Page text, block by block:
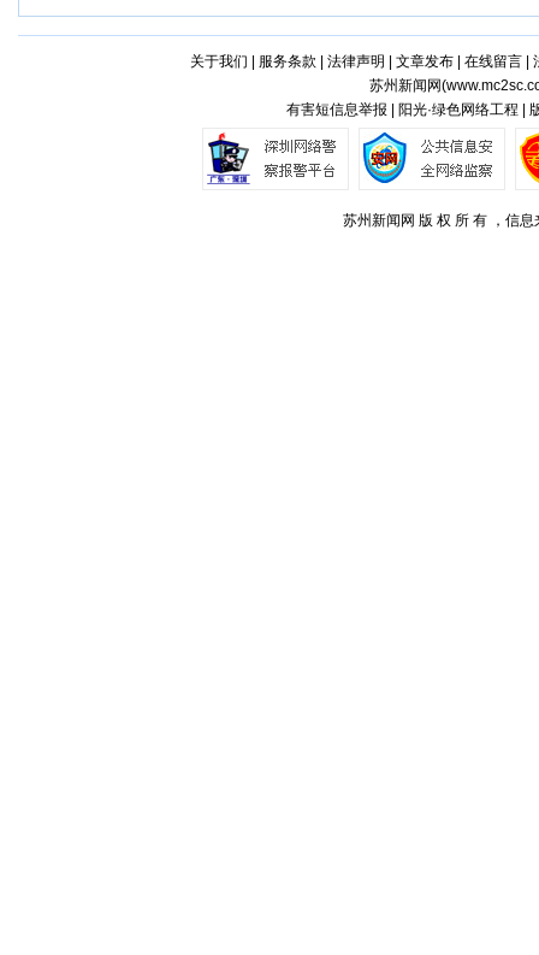
关于我们 服务条款 法律声明 文章发布| 在线留言|
苏州新闻网(
有害短信息举报 | 阳光·绿色网络工程 |
苏州新闻网 版 权 所 有 ，信